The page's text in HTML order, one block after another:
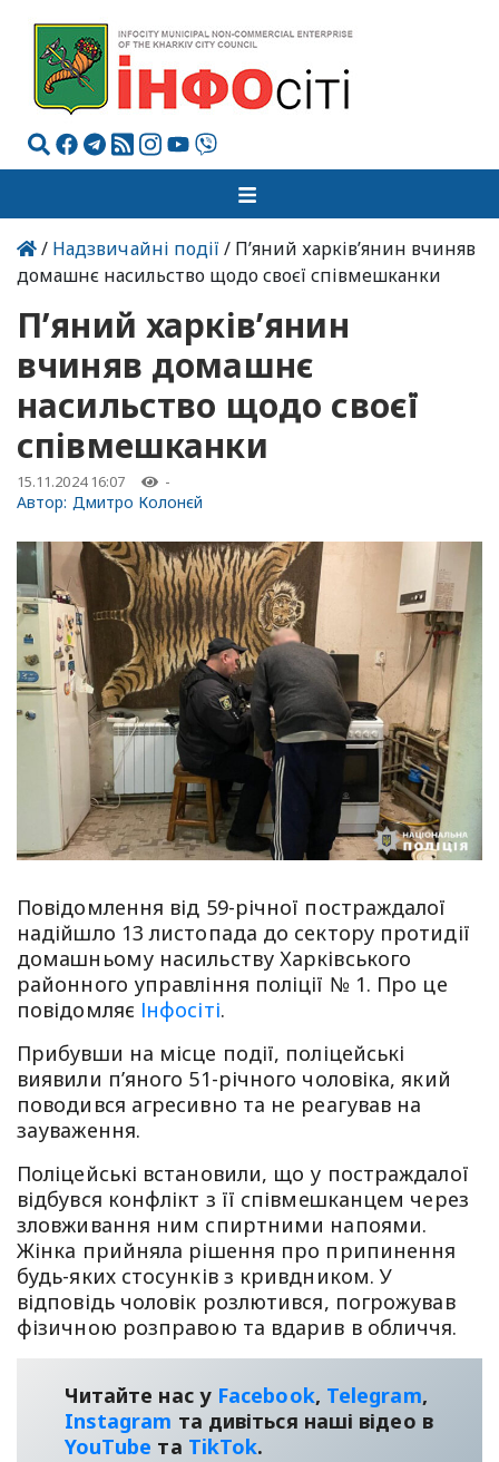
/ Надзвичайні події / П’яний харків’янин вчиняв
домашнє насильство щодо своєї співмешканки
П’яний харків’янин
вчиняв домашнє
насильство щодо своєї
співмешканки
15.11.2024 16:07 -
Автор: Дмитро Колонєй
Повідомлення від 59-річної постраждалої
надійшло 13 листопада до сектору протидії
домашньому насильству Харківського
районного управління поліції № 1. Про це
повідомляє Інфосіті.
Прибувши на місце події, поліцейські
виявили п’яного 51-річного чоловіка, який
поводився агресивно та не реагував на
зауваження.
Поліцейські встановили, що у постраждалої
відбувся конфлікт з її співмешканцем через
зловживання ним спиртними напоями.
Жінка прийняла рішення про припинення
будь-яких стосунків з кривдником. У
відповідь чоловік розлютився, погрожував
фізичною розправою та вдарив в обличчя.
Читайте нас у Facebook, Telegram,
Instagram та дивіться наші відео в
YouТube та TikTok.